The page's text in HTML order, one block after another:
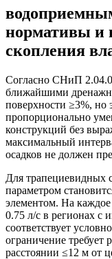
нормативы и
скопления
Согласно СНиП
ближайшими
поверхности ≥3%, но
пропорционально
конструкций без
максимальный
осадков не должен
Для трапециевидных
параметром
элементом. На каждое
0.75 л/с в регионах с
соответствует
ограничение требует
расстоянии ≤12 м от